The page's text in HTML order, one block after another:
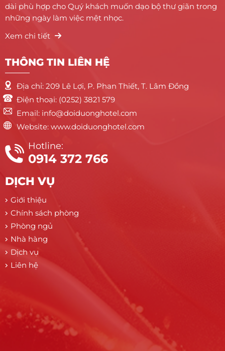
dài phù hợp cho Quý khách muốn dạo bộ thư giãn trong
những ngày làm việc mệt nhọc.
Xem chi tiết
THÔNG TIN LIÊN HỆ
Địa chỉ: 209 Lê Lợi, P. Phan Thiết, T. Lâm Đồng
Điện thoại: (0252) 3821 579
Email: info@doiduonghotel.com
Website: www.doiduonghotel.com
Hotline:
0914 372 766
DỊCH VỤ
Giới thiệu
Chính sách phòng
Phòng ngủ
Nhà hàng
Dịch vụ
Liên hệ